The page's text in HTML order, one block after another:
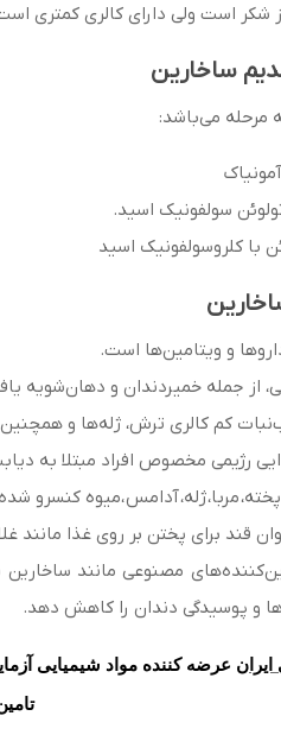
شکر است ولی دارای کالری کمتری
ساخارین
مرحله می‌باشد:
سولفونیک اسید.
با کلروسولفونیک اسید
و ویتامین‌ها است.
از جمله خمیردندان و دهان‌شویه
كم کالری ترش، ژله‌ها و
رژیمی مخصوص افراد مبتلا به
مربا، ژله، آدامس ،میوه کنسرو
قند برای پختن بر روی غذا مانند
مصنوعی مانند
و پوسیدگی دندان را کاهش دهد.
عرضه کننده مواد شیمیایی